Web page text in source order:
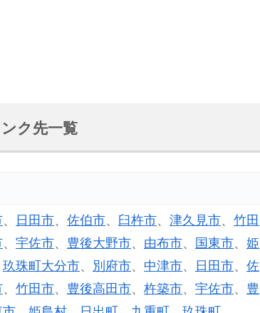
ク先一覧
、 日田市、 佐伯市、 臼杵市、 津久見市、 竹田
、 宇佐市、 豊後大野市、 由布市、 国東市、 姫
玖珠町大分市、 別府市、 中津市、 日田市、 佐
、 竹田市、 豊後高田市、 杵築市、 宇佐市、 豊